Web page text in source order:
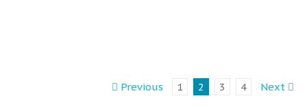
Previous 1 2 3 4 Next